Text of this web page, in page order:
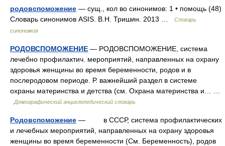
родовспоможение — сущ., кол во синонимов: 1 • помощь (48)
Словарь синонимов ASIS. В.Н. Тришин. 2013 …
Словарь
синонимов
РОДОВСПОМОЖЕНИЕ — РОДОВСПОМОЖЕНИЕ, система
лечебно профилактич. мероприятий, направленных на охрану
здоровья женщины во время беременности, родов и в
послеродовом периоде. Р. важнейший раздел в системе
охраны материнства и детства (см. Охрана материнства и… …
Демографический энциклопедический словарь
Родовспоможение — в СССР, система профилактических
и лечебных мероприятий, направленных на охрану здоровья
женщины во время беременности (См. Беременность), родов